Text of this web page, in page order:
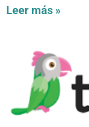
Leer más »